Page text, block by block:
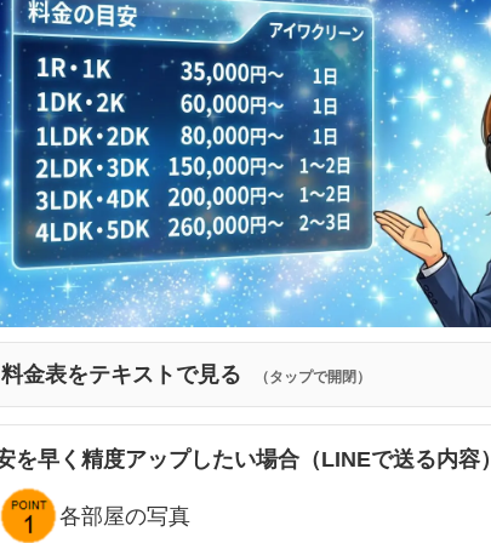
金表をテキストで見る （タップで開閉）
を早く精度アップしたい場合（LINEで送る内容）
各部屋の写真